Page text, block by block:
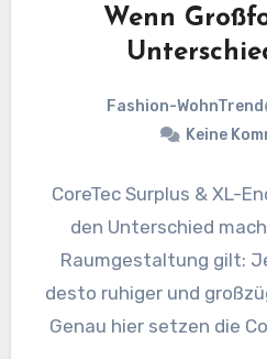
Wenn
Fashion-WohnTrend
Keine
CoreTec Surplus & XL-
den Unterschied
Raumgestaltung gilt:
desto ruhiger und
Genau hier setzen die